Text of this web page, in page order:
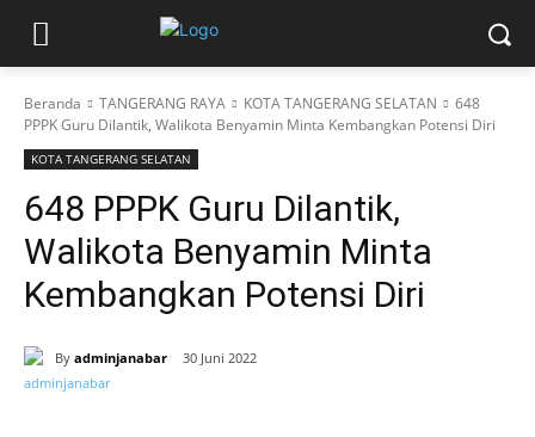
Beranda TANGERANG RAYA KOTA TANGERANG SELATAN
648
PPPK Guru Dilantik, Walikota Benyamin Minta Kembangkan Potensi Diri
KOTA TANGERANG SELATAN
648 PPPK Guru Dilantik,
Walikota Benyamin Minta
Kembangkan Potensi Diri
By adminjanabar 30 Juni 2022